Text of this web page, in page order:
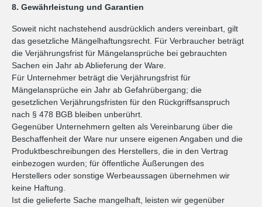
8. Gewährleistung und Garantien
Soweit nicht nachstehend ausdrücklich anders vereinbart, gilt
das gesetzliche Mängelhaftungsrecht. Für Verbraucher beträgt
die Verjährungsfrist für Mängelansprüche bei gebrauchten
Sachen ein Jahr ab Ablieferung der Ware.
Für Unternehmer beträgt die Verjährungsfrist für
Mängelansprüche ein Jahr ab Gefahrübergang; die
gesetzlichen Verjährungsfristen für den Rückgriffsanspruch
nach § 478 BGB bleiben unberührt.
Gegenüber Unternehmern gelten als Vereinbarung über die
Beschaffenheit der Ware nur unsere eigenen Angaben und die
Produktbeschreibungen des Herstellers, die in den Vertrag
einbezogen wurden; für öffentliche Äußerungen des
Herstellers oder sonstige Werbeaussagen übernehmen wir
keine Haftung.
Ist die gelieferte Sache mangelhaft, leisten wir gegenüber